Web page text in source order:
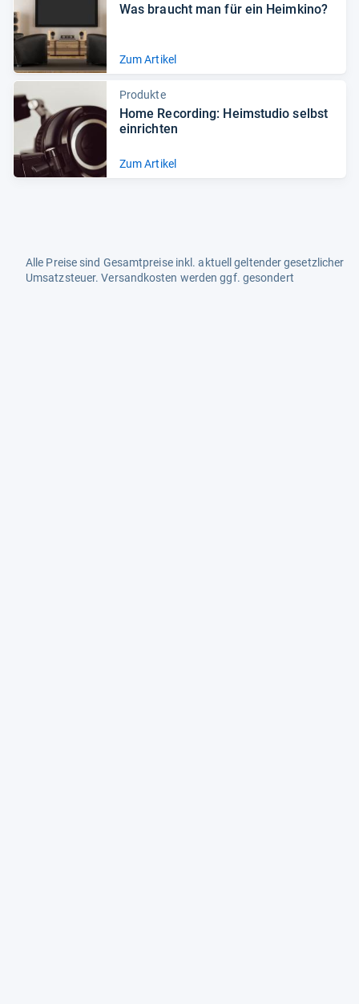
Was braucht man für ein Heim­kino?
Zum Artikel
Produkte
Home Recor­ding: Heim­stu­dio selbst
ein­rich­ten
Zum Artikel
Alle Preise sind Gesamtpreise inkl. aktuell geltender gesetzlicher
Umsatzsteuer. Versandkosten werden ggf. gesondert